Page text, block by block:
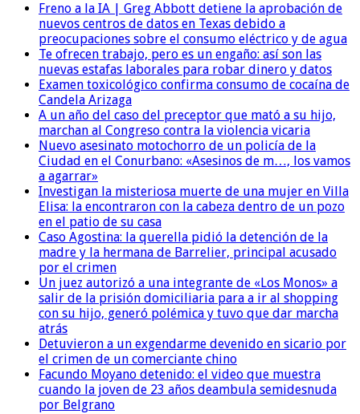
Freno a la IA | Greg Abbott detiene la aprobación de
nuevos centros de datos en Texas debido a
preocupaciones sobre el consumo eléctrico y de agua
Te ofrecen trabajo, pero es un engaño: así son las
nuevas estafas laborales para robar dinero y datos
Examen toxicológico confirma consumo de cocaína de
Candela Arizaga
A un año del caso del preceptor que mató a su hijo,
marchan al Congreso contra la violencia vicaria
Nuevo asesinato motochorro de un policía de la
Ciudad en el Conurbano: «Asesinos de m…, los vamos
a agarrar»
Investigan la misteriosa muerte de una mujer en Villa
Elisa: la encontraron con la cabeza dentro de un pozo
en el patio de su casa
Caso Agostina: la querella pidió la detención de la
madre y la hermana de Barrelier, principal acusado
por el crimen
Un juez autorizó a una integrante de «Los Monos» a
salir de la prisión domiciliaria para a ir al shopping
con su hijo, generó polémica y tuvo que dar marcha
atrás
Detuvieron a un exgendarme devenido en sicario por
el crimen de un comerciante chino
Facundo Moyano detenido: el video que muestra
cuando la joven de 23 años deambula semidesnuda
por Belgrano